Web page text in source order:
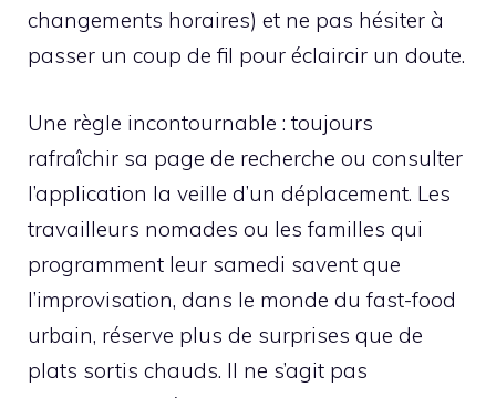
changements horaires) et ne pas hésiter à
passer un coup de fil pour éclaircir un doute.
Une règle incontournable : toujours
rafraîchir sa page de recherche ou consulter
l’application la veille d’un déplacement. Les
travailleurs nomades ou les familles qui
programment leur samedi savent que
l’improvisation, dans le monde du fast-food
urbain, réserve plus de surprises que de
plats sortis chauds. Il ne s’agit pas